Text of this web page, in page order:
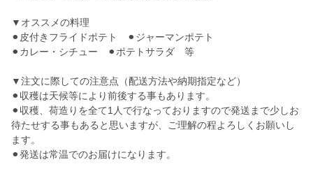
▼オススメの料理
⚫︎皮付きフライドポテト ⚫︎ジャーマンポテト
⚫︎カレー・シチュー ⚫︎ポテトサラダ 等
▼注文に際しての注意点（配送方法や納期指定など）
⚫︎収穫は天候等により前後する事もあります。
⚫︎収穫、荷造りを全て1人で行なっておりますので発送まで少しお
待たせする事もあると思いますが、ご理解の程よろしくお願いし
ます。
⚫︎発送は常温でのお届けになります。